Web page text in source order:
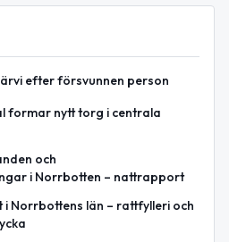
efter försvunnen person
formar nytt torg i centrala
och
i Norrbotten – nattrapport
Norrbottens län – rattfylleri och